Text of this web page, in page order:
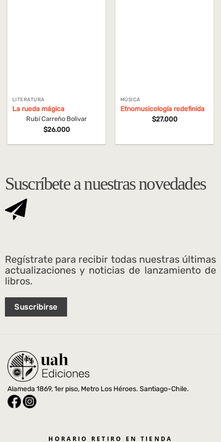
LITERATURA
La rueda mágica
Rubí Carreño Bolivar
$26.000
MÚSICA
Etnomusicología redefinida
$27.000
Suscríbete a nuestras novedades
Regístrate para recibir todas nuestras últimas
actualizaciones y noticias de lanzamiento de
libros.
Suscribirse
Alameda 1869, 1er piso, Metro Los Héroes. Santiago-Chile.
HORARIO RETIRO EN TIENDA